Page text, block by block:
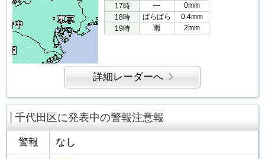
17時
―
0mm
18時
ぱらぱら
0.4mm
19時
雨 2mm
詳細レーダーへ
千代田区に発表中の警報注意報
警報 なし